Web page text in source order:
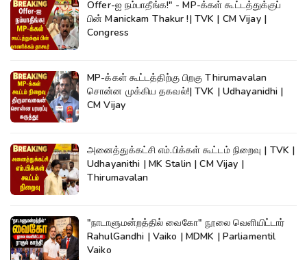
Offer-ஐ நம்பாதீங்க!" - MP-க்கள் கூட்டத்துக்குப்
பின் Manickam Thakur !| TVK | CM Vijay |
Congress
MP-க்கள் கூட்டத்திற்கு பிறகு Thirumavalan
சொன்ன முக்கிய தகவல்!| TVK | Udhayanidhi |
CM Vijay
அனைத்துக்கட்சி எம்.பிக்கள் கூட்டம் நிறைவு | TVK |
Udhayanithi | MK Stalin | CM Vijay |
Thirumavalan
"நாடாளுமன்றத்தில் வைகோ" நூலை வெளியிட்டார்
RahulGandhi | Vaiko | MDMK | Parliamentil
Vaiko